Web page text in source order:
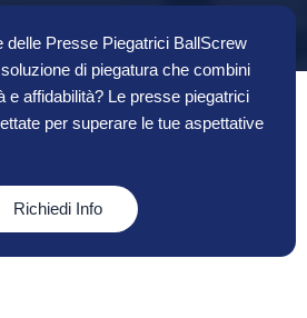
delle Presse Piegatrici BallScrew
di piegatura che combini
e affidabilità? Le presse piegatrici
per superare le tue aspettative
Richiedi Info